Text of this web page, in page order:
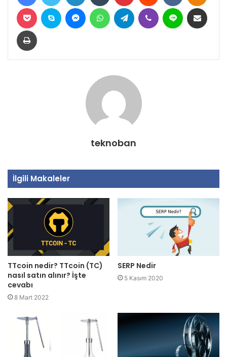
Pocket Skype MessengerWhatsAppTelegram Viber Line
Yazdır
teknoban
İlgili Makaleler
TTcoin nedir? TTcoin (TC)
nasıl satın alınır? İşte
cevabı
8 Mart 2022
SERP Nedir
5 Kasım 2020